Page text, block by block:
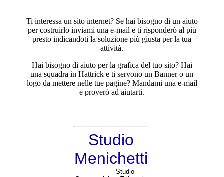
Ti interessa un sito internet? Se hai bisogno di un aiuto
per costruirlo inviami una e-mail e ti risponderò al più
presto indicandoti la soluzione più giusta per la tua
attività.
Hai bisogno di aiuto per la grafica del tuo sito? Hai
una squadra in Hattrick e ti servono un Banner o un
logo da mettere nelle tue pagine? Mandami una e-mail
e proverò ad aiutarti.
Studio
Menichetti
Studio